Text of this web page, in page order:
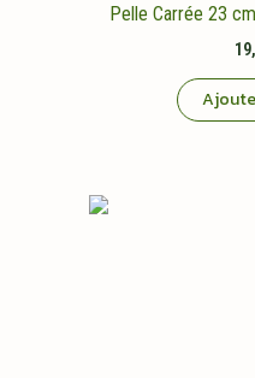
Pelle Carrée 23